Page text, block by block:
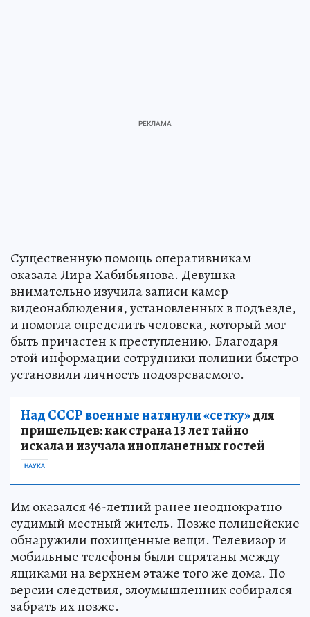
Существенную помощь оперативникам
оказала Лира Хабибьянова. Девушка
внимательно изучила записи камер
видеонаблюдения, установленных в подъезде,
и помогла определить человека, который мог
быть причастен к преступлению. Благодаря
этой информации сотрудники полиции быстро
установили личность подозреваемого.
Над СССР военные натянули «сетку»для
пришельцев: как страна 13 лет тайно
искала и изучала инопланетных гостей
НАУКА
Им оказался 46-летний ранее неоднократно
судимый местный житель. Позже полицейские
обнаружили похищенные вещи. Телевизор и
мобильные телефоны были спрятаны между
ящиками на верхнем этаже того же дома. По
версии следствия, злоумышленник собирался
забрать их позже.